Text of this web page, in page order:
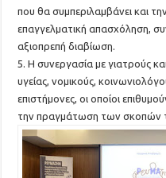
που θα συμπεριλαμβάνει και
επαγγελματική απασχόληση,
αξιοπρεπή διαβίωση.
5. Η συνεργασία με γιατρούς
υγείας, νομικούς,
επιστήμονες, οι οποίοι
την πραγμάτωση των σκοπών